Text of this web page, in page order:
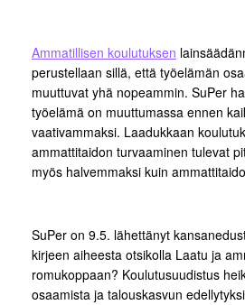
Ammatillisen koulutuksen
perustellaan sillä, että työelämän
muuttuvat yhä nopeammin. SuPer
työelämä on muuttumassa ennen
vaativammaksi. Laadukkaan
ammattitaidon turvaaminen tulevat
myös halvemmaksi kuin
SuPer on 9.5. lähettänyt
kirjeen aiheesta otsikolla Laatu ja
romukoppaan? Koulutusuudistus
osaamista ja talouskasvun